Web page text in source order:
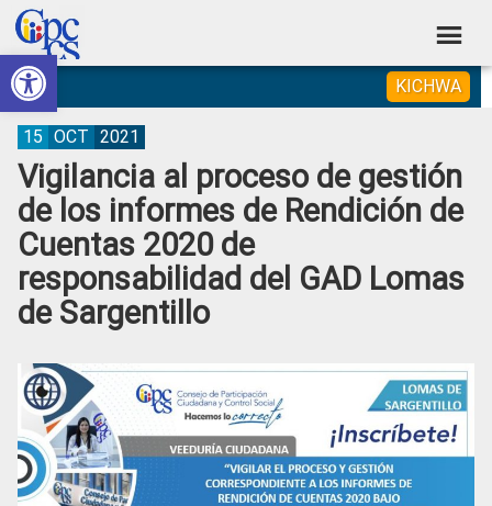
Abrir barra de herramientas
Skip
to
primary
navigation
Skip
to
main
content
Skip
to
primary
sidebar
Skip
to
footer
Consejo
de
Participación
Ciudadana
Control
Social
Construyendo
Poder
Ciudadano
KICHWA
Vigilancia al proceso de gestión
de los informes de Rendición de
Cuentas 2020 de
responsabilidad del GAD Lomas
de Sargentillo
15 OCT 2021